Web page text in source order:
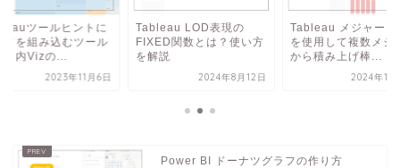
LOD表現の
関数とは？使い方
2024年8月12日
Tableau メジャーネーム
を使用して複数メジャー
から積み上げ棒...
2024年11月11日
Tableauツールヒン
グラフを組み込むツ
ヒント内Vizの...
2023年11
Power BI ドーナツグラフの作り方